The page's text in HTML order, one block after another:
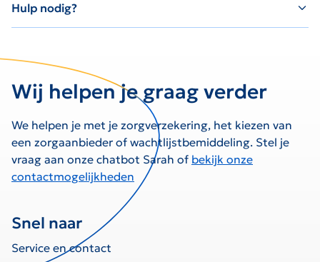
Hulp nodig?
Wij helpen je graag verder
We helpen je met je zorgverzekering, het kiezen van
een zorgaanbieder of wachtlijstbemiddeling. Stel je
vraag aan onze chatbot Sarah of bekijk onze
contactmogelijkheden
Snel naar
Service en contact